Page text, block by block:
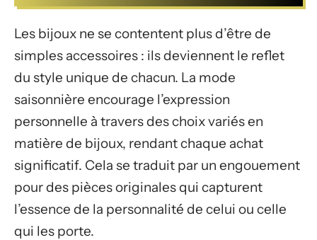
Les bijoux ne se contentent plus d’être de
simples accessoires : ils deviennent le reflet
du style unique de chacun. La mode
saisonnière encourage l’expression
personnelle à travers des choix variés en
matière de bijoux, rendant chaque achat
significatif. Cela se traduit par un engouement
pour des pièces originales qui capturent
l’essence de la personnalité de celui ou celle
qui les porte.